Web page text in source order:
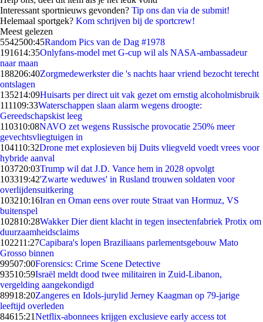
Interessant sportnieuws gevonden? Tip ons dan via de submit!
Helemaal sportgek? Kom schrijven bij de sportcrew!
Meest gelezen
5542500:45Random Pics van de Dag #1978
191614:35Onlyfans-model met G-cup wil als NASA-ambassadeur
naar maan
188206:40Zorgmedewerkster die 's nachts haar vriend bezocht terecht
ontslagen
135214:09Huisarts per direct uit vak gezet om ernstig alcoholmisbruik
111109:33Waterschappen slaan alarm wegens droogte:
Gereedschapskist leeg
110310:08NAVO zet wegens Russische provocatie 250% meer
gevechtsvliegtuigen in
104110:32Drone met explosieven bij Duits vliegveld voedt vrees voor
hybride aanval
103720:03Trump wil dat J.D. Vance hem in 2028 opvolgt
103319:42'Zwarte weduwes' in Rusland trouwen soldaten voor
overlijdensuitkering
103210:16Iran en Oman eens over route Straat van Hormuz, VS
buitenspel
102810:28Wakker Dier dient klacht in tegen insectenfabriek Protix om
duurzaamheidsclaims
102211:27Capibara's lopen Braziliaans parlementsgebouw Mato
Grosso binnen
99507:00Forensics: Crime Scene Detective
93510:59Israël meldt dood twee militairen in Zuid-Libanon,
vergelding aangekondigd
89918:20Zangeres en Idols-jurylid Jerney Kaagman op 79-jarige
leeftijd overleden
84615:21Netflix-abonnees krijgen exclusieve early access tot